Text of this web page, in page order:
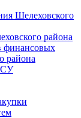
Шелеховского
района
финансовых
района